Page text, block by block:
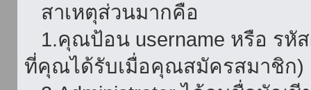
สาเหตุส่วนมากคือ
1.คุณป้อน username หรือ รหั
ที่คุณได้รับเมื่อคุณสมัครสมาชิก)